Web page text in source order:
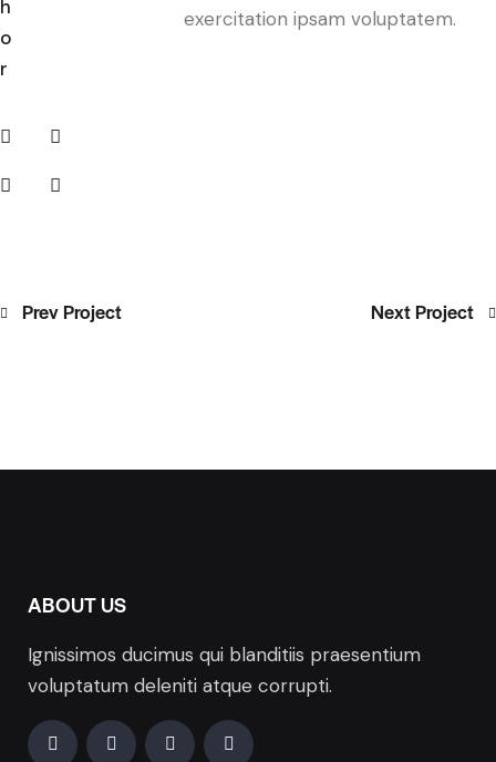
h
o
r
exercitation ipsam voluptatem.
Prev Project Next Project
ABOUT US
Ignissimos ducimus qui blanditiis praesentium
voluptatum deleniti atque corrupti.